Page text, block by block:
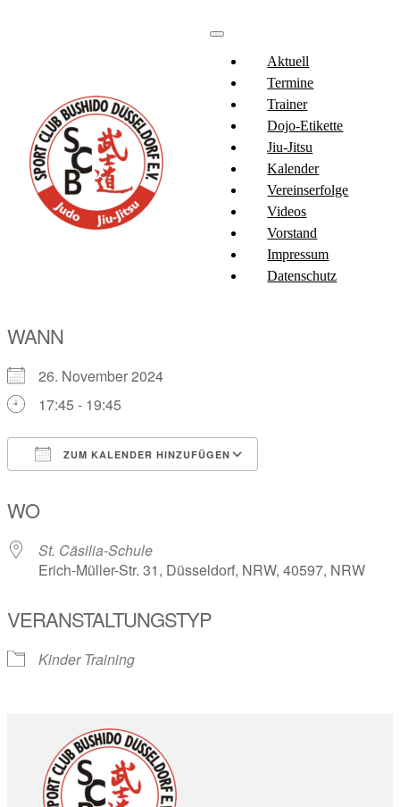
Aktuell
Termine
Trainer
Dojo-Etikette
Jiu-Jitsu
Kalender
Vereinserfolge
Videos
Vorstand
Impressum
Datenschutz
WANN
26. November 2024
17:45 - 19:45
ZUM KALENDER HINZUFÜGEN
WO
St. Cäsilia-Schule
Erich-Müller-Str. 31, Düsseldorf, NRW, 40597, NRW
VERANSTALTUNGSTYP
Kinder Training